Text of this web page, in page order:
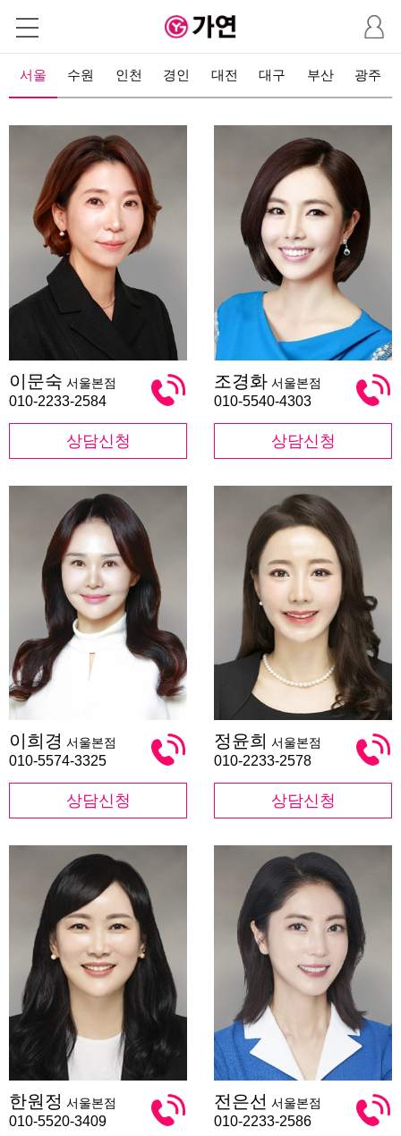
마
이
지
서울 수원 인천 경인 대전 대구 부산 광주
문
숙
이문숙 서울본점
010-2233-2584
상담신청
경
화
조경화 서울본점
010-5540-4303
상담신청
희
경
이희경 서울본점
010-5574-3325
상담신청
윤
희
정윤희 서울본점
010-2233-2578
상담신청
원
정
한원정 서울본점
010-5520-3409
은
선
전은선 서울본점
010-2233-2586